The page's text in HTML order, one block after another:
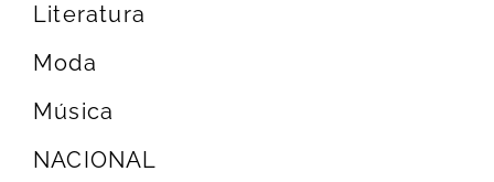
Literatura
Moda
Música
NACIONAL